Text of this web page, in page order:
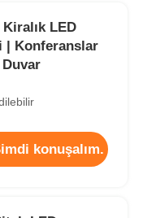
LED
| Konferanslar
konuşalım.